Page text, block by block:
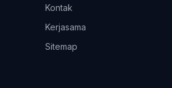
Kontak
Kerjasama
Sitemap